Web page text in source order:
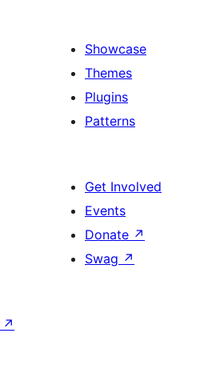
Showcase
Themes
Plugins
Patterns
Get Involved
Events
Donate ↗
Swag ↗
↗